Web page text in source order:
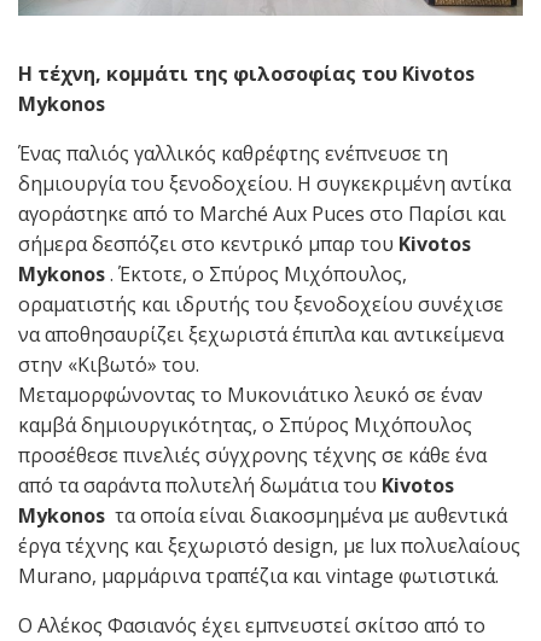
Η τέχνη, κομμάτι της φιλοσοφίας του Kivotos
Mykonos
Ένας παλιός γαλλικός καθρέφτης ενέπνευσε τη
δημιουργία του ξενοδοχείου. Η συγκεκριμένη αντίκα
αγοράστηκε από το Marché Aux Puces στο Παρίσι και
σήμερα δεσπόζει στο κεντρικό μπαρ του Kivotos
Mykonos. Έκτοτε, ο Σπύρος Μιχόπουλος,
οραματιστής και ιδρυτής του ξενοδοχείου συνέχισε
να αποθησαυρίζει ξεχωριστά έπιπλα και αντικείμενα
στην «Κιβωτό» του.
Μεταμορφώνοντας το Μυκονιάτικο λευκό σε έναν
καμβά δημιουργικότητας, ο Σπύρος Μιχόπουλος
προσέθεσε πινελιές σύγχρονης τέχνης σε κάθε ένα
από τα σαράντα πολυτελή δωμάτια του Kivotos
Mykonos τα οποία είναι διακοσμημένα με αυθεντικά
έργα τέχνης και ξεχωριστό design, με lux πολυελαίους
Murano, μαρμάρινα τραπέζια και vintage φωτιστικά.
Ο Αλέκος Φασιανός έχει εμπνευστεί σκίτσο από το